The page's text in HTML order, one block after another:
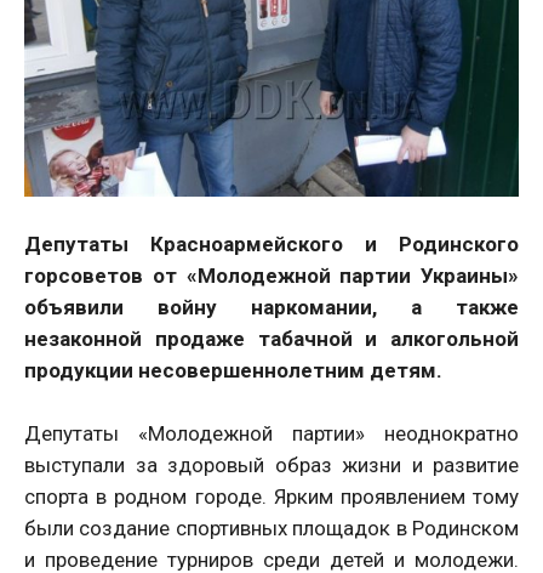
Депутаты Красноармейского и Родинского
горсоветов от «Молодежной партии Украины»
объявили войну наркомании, а также
незаконной продаже табачной и алкогольной
продукции несовершеннолетним детям.
Депутаты «Молодежной партии» неоднократно
выступали за здоровый образ жизни и развитие
спорта в родном городе. Ярким проявлением тому
были создание спортивных площадок в Родинском
и проведение турниров среди детей и молодежи.